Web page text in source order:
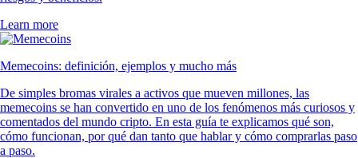
Learn more
Memecoins: definición, ejemplos y mucho más
De simples bromas virales a activos que mueven millones, las
memecoins se han convertido en uno de los fenómenos más curiosos y
comentados del mundo cripto. En esta guía te explicamos qué son,
cómo funcionan, por qué dan tanto que hablar y cómo comprarlas paso
a paso.